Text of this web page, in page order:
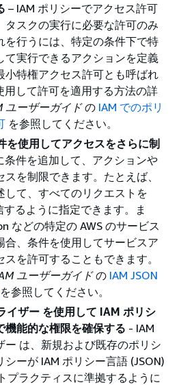
– IAM ポリシーでアクセス許可
タスクの実行に必要な許可のみ
を行うには、特定の条件下で特
て実行できるアクションを定義
小特権アクセス許可とも呼ばれ
用して許可を適用する方法の詳
ユーザーガイドの IAM でのポリ
を参照してください。
を使用してアクセスをさらに制
条件を追加して、アクションや
を制限できます。たとえば、
して、すべてのリクエストを
するように指定できます。ま
などの特定の AWS のサービス
合、条件を使用してサービスア
を許可することもできます。
ユーザーガイドの IAM JSON
を参照してください。
イザー を使用して IAM ポリシ
機能的な権限を確保する - IAM
ー は、新規および既存のポリシ
ーが IAM ポリシー言語 (JSON)
プラクティスに準拠するように